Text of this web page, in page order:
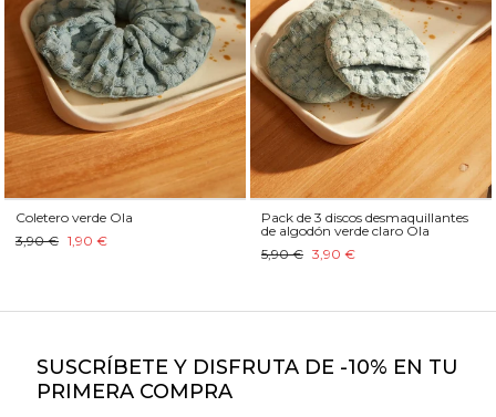
Coletero verde Ola
3,90 € 1,90 €
Pack de 3 discos desmaquillantes
de algodón verde claro Ola
5,90 € 3,90 €
SUSCRÍBETE Y DISFRUTA DE -10% EN TU
PRIMERA COMPRA